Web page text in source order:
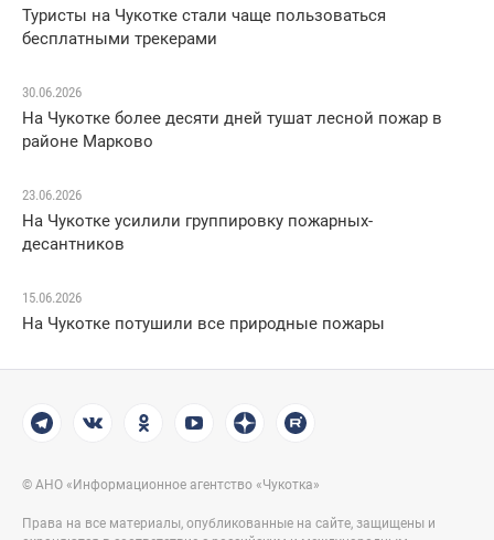
Туристы на Чукотке стали чаще пользоваться
бесплатными трекерами
30.06.2026
На Чукотке более десяти дней тушат лесной пожар в
районе Марково
23.06.2026
На Чукотке усилили группировку пожарных-
десантников
15.06.2026
На Чукотке потушили все природные пожары
© АНО «Информационное агентство «Чукотка»
Права на все материалы, опубликованные на сайте, защищены и